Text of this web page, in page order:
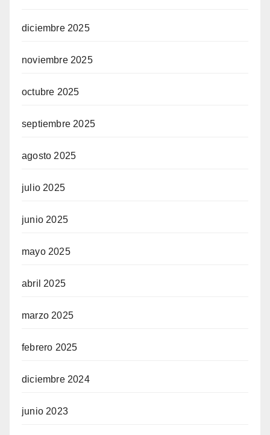
diciembre 2025
noviembre 2025
octubre 2025
septiembre 2025
agosto 2025
julio 2025
junio 2025
mayo 2025
abril 2025
marzo 2025
febrero 2025
diciembre 2024
junio 2023